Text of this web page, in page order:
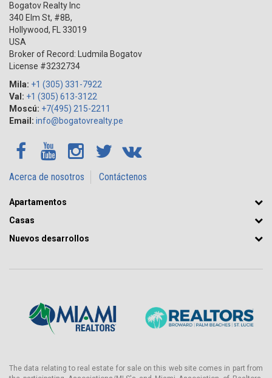
Bogatov Realty Inc
340 Elm St, #8B,
Hollywood, FL
33019
USA
Broker of Record: Ludmila Bogatov
License #3232734
Mila: +1 (305) 331-7922
Val: +1 (305) 613-3122
Moscú: +7(495) 215-2211
Email: info@bogatovrealty.pe
Acerca de nosotros Contáctenos
Apartamentos
Casas
Nuevos desarrollos
The data relating to real estate for sale on this web site comes in part from